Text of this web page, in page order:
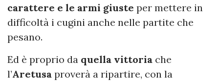
carattere e le armi giuste per mettere in
difficoltà i cugini anche nelle partite che
pesano.
Ed è proprio da quella vittoria che
l’Aretusa proverà a ripartire, con la